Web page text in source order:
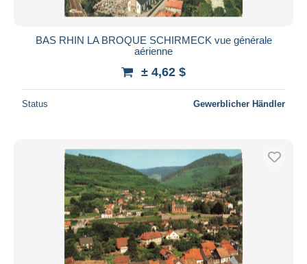
BAS RHIN LA BROQUE SCHIRMECK vue générale
aérienne
± 4,62 $
Status Gewerblicher Händler